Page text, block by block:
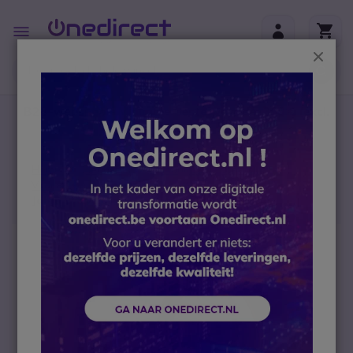
Toggle
Nav
btw)
Headsets
Draadloze headsets
Voor PC en mobiele telefoons
Jabra Evolve 65 UC Mono SE + Docking station